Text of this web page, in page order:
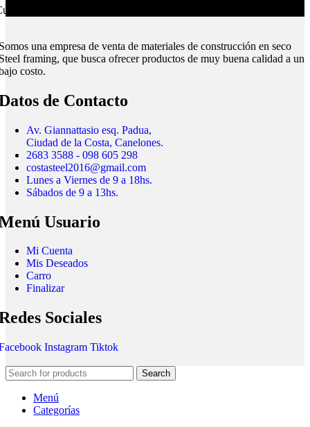
todo el país.
una empresa de venta de materiales de construcción en seco
framing, que busca ofrecer productos de muy buena calidad a un
costo.
de Contacto
Av. Giannattasio esq. Padua,
Ciudad de la Costa, Canelones.
2683 3588 - 098 605 298
costasteel2016@gmail.com
Lunes a Viernes de 9 a 18hs.
Sábados de 9 a 13hs.
Usuario
Mi Cuenta
Mis Deseados
Carro
Finalizar
Sociales
Instagram Tiktok
Search
Menú
Categorías